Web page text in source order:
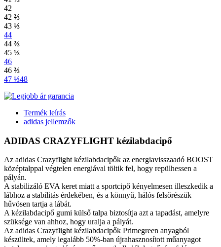
42
42 ⅔
43 ⅓
44
44 ⅔
45 ⅓
46
46 ⅔
47 ⅓48
Termék leírás
adidas jellemzők
ADIDAS CRAZYFLIGHT kézilabdacipő
Az adidas Crazyflight kézilabdacipők az energiavisszaadó BOOST
középtalppal végtelen energiával töltik fel, hogy repülhessen a
pályán.
A stabilizáló EVA keret miatt a sportcipő kényelmesen illeszkedik a
lábhoz a stabilitás érdekében, és a könnyű, hálós felsőrészük
hűvösen tartja a lábát.
A kézilabdacipő gumi külső talpa biztosítja azt a tapadást, amelyre
szüksége van ahhoz, hogy uralja a pályát.
Az adidas Crazyflight kézilabdacipők Primegreen anyagból
készültek, amely legalább 50%-ban újrahasznosított műanyagot